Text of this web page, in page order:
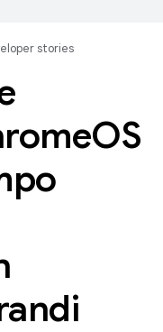
stories
OS